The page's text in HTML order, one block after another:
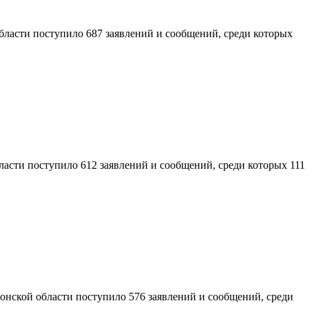
поступило 687 заявлений и сообщений, среди которых
поступило 612 заявлений и сообщений, среди которых 111
области поступило 576 заявлений и сообщений, среди